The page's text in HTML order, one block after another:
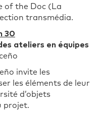
of the Doc (La
transmédia.
30
ateliers en équipes
invite les
les éléments de leur
d’objets
projet.